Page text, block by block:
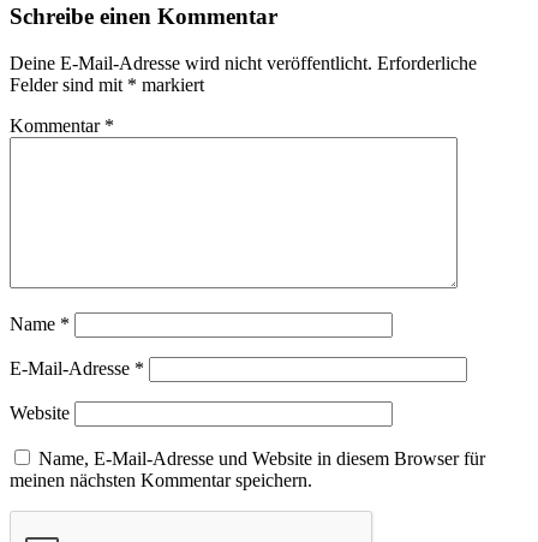
Schreibe einen Kommentar
Deine E-Mail-Adresse wird nicht veröffentlicht. Erforderliche
Felder sind mit * markiert
Kommentar *
Name *
E-Mail-Adresse *
Website
Name, E-Mail-Adresse und Website in diesem Browser für
meinen nächsten Kommentar speichern.